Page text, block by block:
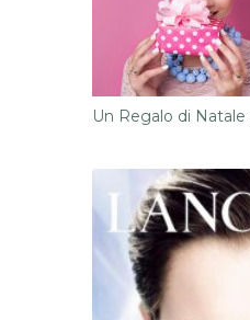
Un Regalo di